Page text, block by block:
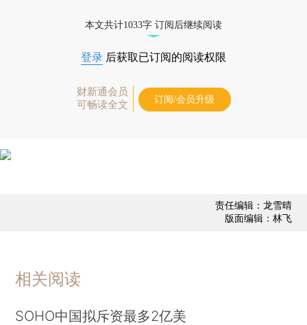
本文共计1033字 订阅后继续阅读
登录 后获取已订阅的阅读权限
财新通会员
可畅读全文
订阅/会员升级
责任编辑：龙雪晴
版面编辑：林飞
相关阅读
SOHO中国拟斥资最多2亿美